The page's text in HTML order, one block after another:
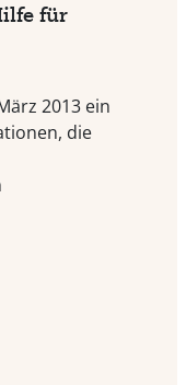
für
2013 ein
die